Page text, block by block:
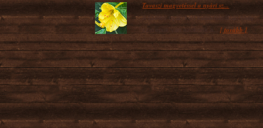
Tavaszi magvetéssel a nyári sz...
A színes nyári kert kialakításában nagy
szerepük van azoknak a...[ tovább ]